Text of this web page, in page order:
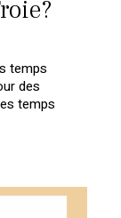
temps
des
temps